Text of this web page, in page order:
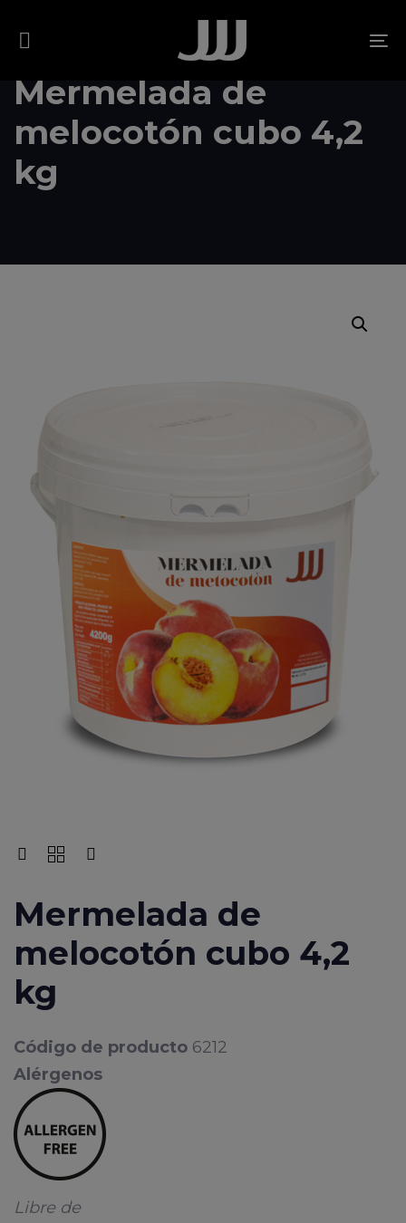
links
Mermelada de
melocotón cubo 4,2
kg
Mermelada de
melocotón cubo 4,2
kg
Código de producto 6212
Alérgenos
Libre de